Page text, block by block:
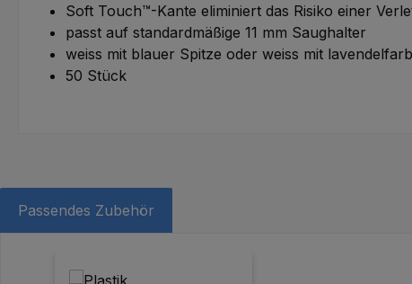
Soft Touch™-Kante eliminiert das Risiko einer
passt auf standardmäßige 11 mm Saughalter
weiss mit blauer Spitze oder weiss mit
50 Stück
Passendes Zubehör